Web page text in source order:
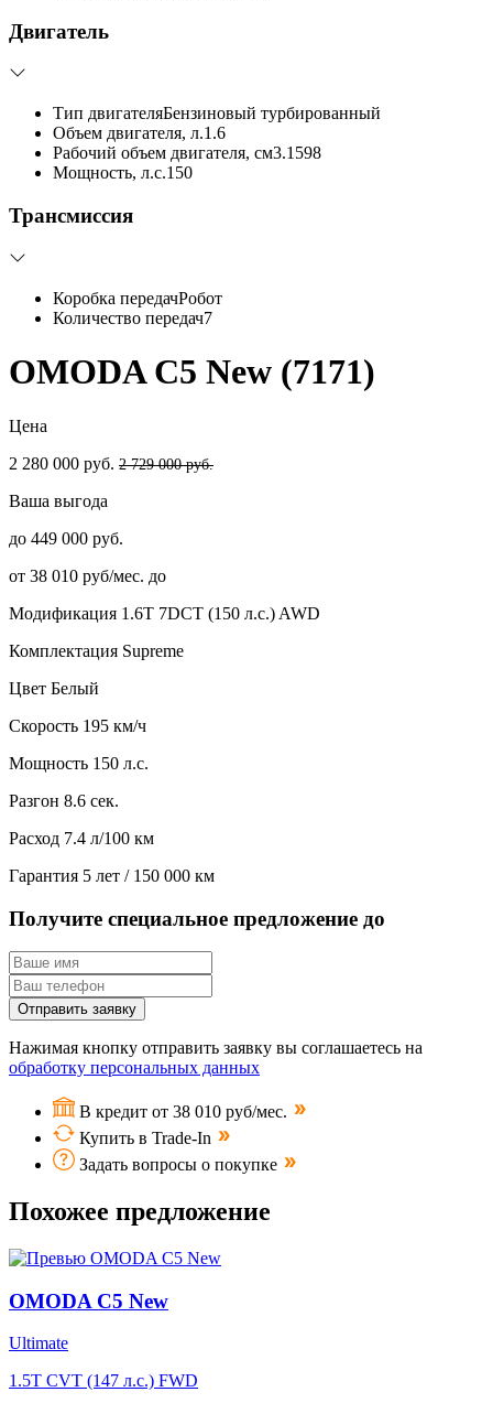
Двигатель
Тип двигателяБензиновый турбированный
Объем двигателя, л.1.6
Рабочий объем двигателя, см3.1598
Мощность, л.с.150
Трансмиссия
Коробка передачРобот
Количество передач7
OMODA C5 New (7171)
Цена
2 280 000 руб. 2 729 000 руб.
Ваша выгода
до 449 000 руб.
от 38 010 руб/мес. до
Модификация 1.6T 7DCT (150 л.с.) AWD
Комплектация Supreme
Цвет Белый
Скорость 195 км/ч
Мощность 150 л.с.
Разгон 8.6 сек.
Расход 7.4 л/100 км
Гарантия 5 лет / 150 000 км
Получите специальное предложение до
Отправить заявку
Нажимая кнопку отправить заявку вы соглашаетесь на
обработку персональных данных
В кредит от 38 010 руб/мес.
Купить в Trade-In
Задать вопросы о покупке
Похожее предложение
OMODA C5 New
Ultimate
1.5T CVT (147 л.с.) FWD